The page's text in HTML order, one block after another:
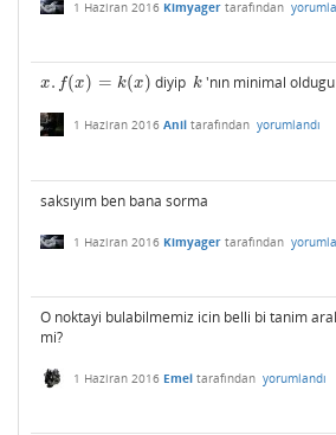
1 Haziran 2016 Kimyager tarafından
x. f(x) = k(x)
x.f x)=k( ) diyipk
k 'nın minimal
1 Haziran 2016 Anil tarafından yorumlandı
saksıyım ben bana sorma
1 Haziran 2016 Kimyager tarafından
O noktayi bulabilmemiz icin belli bi tanim
mi?
1 Haziran 2016 Emel tarafından yorumlandı